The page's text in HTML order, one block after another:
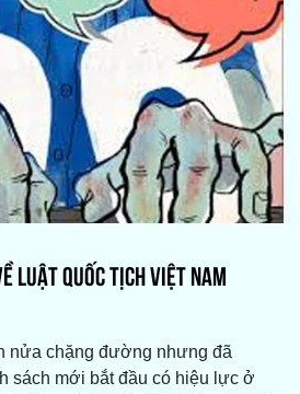
LUẬT QUỐC TỊCH VIỆT NAM
nửa chặng đường nhưng đã
sách mới bắt đầu có hiệu lực ở